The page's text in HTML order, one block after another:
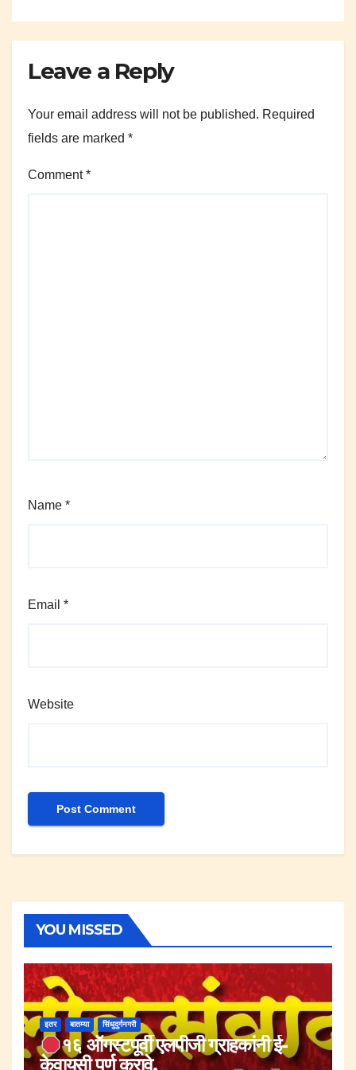
Leave a Reply
Your email address will not be published. Required
fields are marked *
Comment*
Name *
Email *
Website
YOU MISSED
इतर बातम्या सिंधुदुर्गनगरी
१६ ऑगस्टपूर्वी एलपीजी ग्राहकांनी ई-
केवायसी पूर्ण करावे.